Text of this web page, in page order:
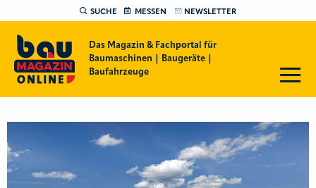
SUCHE MESSEN NEWSLETTER
Das Magazin & Fachportal für
Baumaschinen | Baugeräte |
Baufahrzeuge